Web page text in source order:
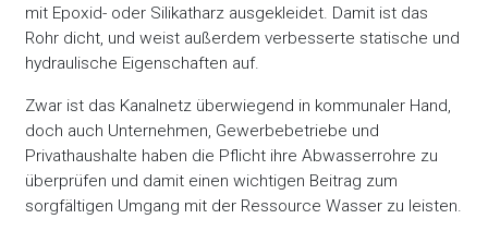
mit Epoxid- oder Silikatharz ausgekleidet. Damit ist das
Rohr dicht, und weist außerdem verbesserte statische und
hydraulische Eigenschaften auf.
Zwar ist das Kanalnetz überwiegend in kommunaler Hand,
doch auch Unternehmen, Gewerbebetriebe und
Privathaushalte haben die Pflicht ihre Abwasserrohre zu
überprüfen und damit einen wichtigen Beitrag zum
sorgfältigen Umgang mit der Ressource Wasser zu leisten.